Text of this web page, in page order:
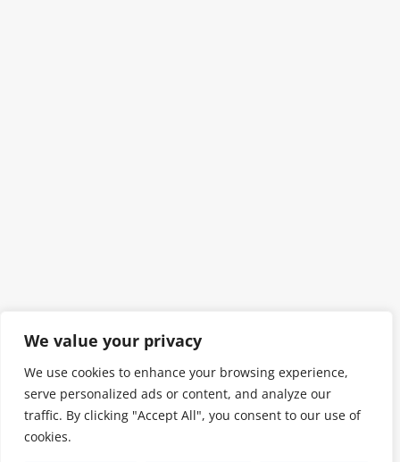
We value your privacy
We use cookies to enhance your browsing experience,
serve personalized ads or content, and analyze our
traffic. By clicking "Accept All", you consent to our use of
cookies.